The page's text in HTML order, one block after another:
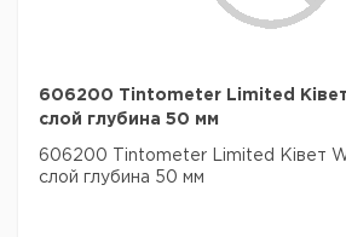
606200 Tintometer Limited
слой глубина 50 мм
606200 Tintometer Limited Ківет
слой глубина 50 мм